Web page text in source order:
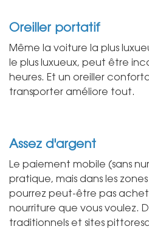
Oreiller portatif
Même la voiture la plus
le plus luxueux, peut être
heures. Et un oreiller
transporter améliore tout.
Assez d'argent
Le paiement mobile (sans
pratique, mais dans les
pourrez peut-être pas
nourriture que vous voulez.
traditionnels et sites